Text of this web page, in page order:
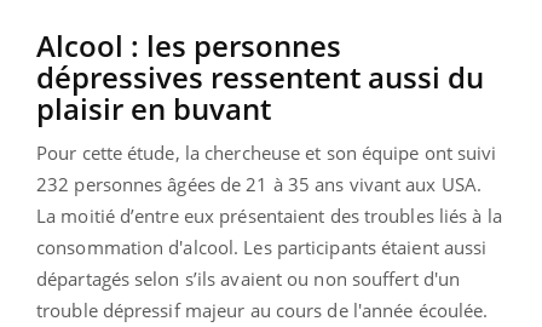
Alcool : les personnes
dépressives ressentent aussi du
plaisir en buvant
Pour cette étude, la chercheuse et son équipe ont suivi
232 personnes âgées de 21 à 35 ans vivant aux USA.
La moitié d’entre eux présentaient des troubles liés à la
consommation d'alcool. Les participants étaient aussi
départagés selon s’ils avaient ou non souffert d'un
trouble dépressif majeur au cours de l'année écoulée.